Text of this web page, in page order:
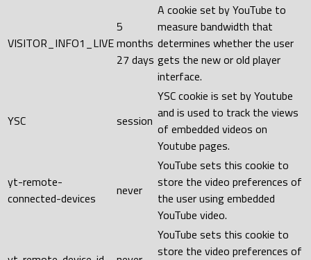
VISITOR_INFO1_LIVE
5
months
27 days
A cookie set by YouTube to
measure bandwidth that
determines whether the user
gets the new or old player
interface.
YSC session
YSC cookie is set by Youtube
and is used to track the views
of embedded videos on
Youtube pages.
yt-remote-
connected-devices
never
YouTube sets this cookie to
store the video preferences of
the user using embedded
YouTube video.
YouTube sets this cookie to
store the video preferences of